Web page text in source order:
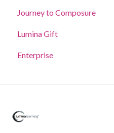
Een team maken,
Andere Lumina Team-
Journey to Composure
Lumina Gift
Enterprise